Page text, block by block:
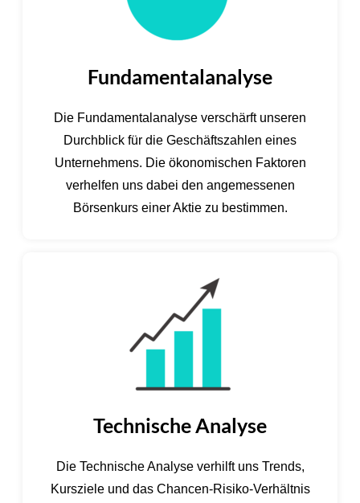
Fundamentalanalyse
Die Fundamentalanalyse verschärft unseren
Durchblick für die Geschäftszahlen eines
Unternehmens. Die ökonomischen Faktoren
verhelfen uns dabei den angemessenen
Börsenkurs einer Aktie zu bestimmen.
Technische Analyse
Die Technische Analyse verhilft uns Trends,
Kursziele und das Chancen-Risiko-Verhältnis